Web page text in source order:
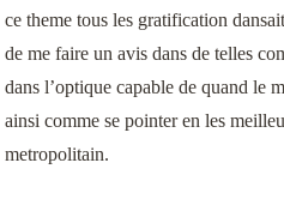
ce theme tous les gratification
de me faire un avis dans de telles
dans l’optique capable de quand le
ainsi comme se pointer en les
metropolitain.